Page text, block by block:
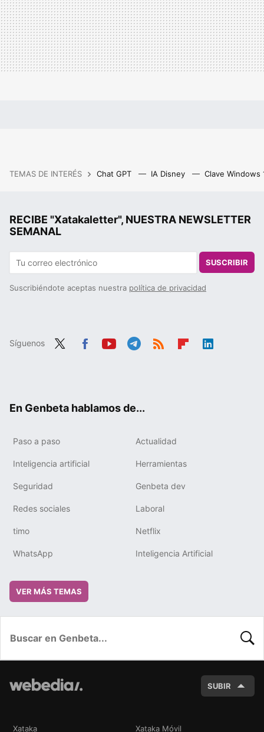
TEMAS DE INTERÉS Chat GPT IA Disney Clave Windows
RECIBE "Xatakaletter", NUESTRA NEWSLETTER
SEMANAL
SUSCRIBIR
Suscribiéndote aceptas nuestra política de privacidad
Síguenos
En Genbeta hablamos de...
Paso a paso Actualidad
Inteligencia artificial Herramientas
Seguridad Genbeta dev
Redes sociales Laboral
timo Netflix
WhatsApp Inteligencia Artificial
VER MÁS TEMAS
SUBIR
Xataka Xataka Móvil